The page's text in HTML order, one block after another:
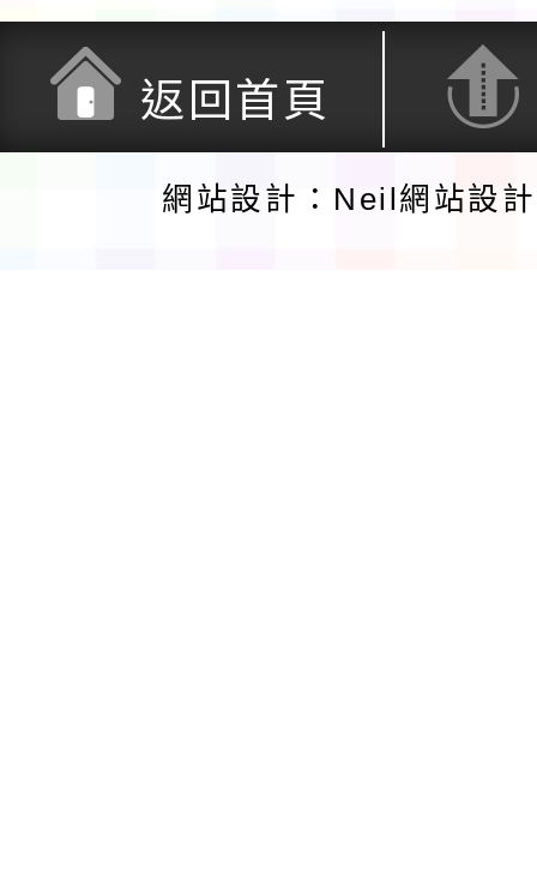
返回首頁
網站設計：Neil網站設